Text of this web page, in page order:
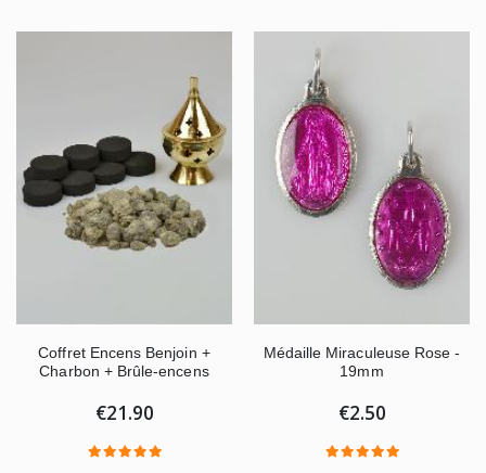
Coffret Encens Benjoin +
Charbon + Brûle-encens
€21.90
Médaille Miraculeuse Rose -
19mm
€2.50